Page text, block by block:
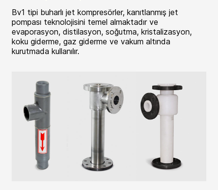
Bv1 tipi buharlı jet kompresörler, kanıtlanmış jet
pompası teknolojisini temel almaktadır ve
evaporasyon, distilasyon, soğutma, kristalizasyon,
koku giderme, gaz giderme ve vakum altında
kurutmada kullanılır.